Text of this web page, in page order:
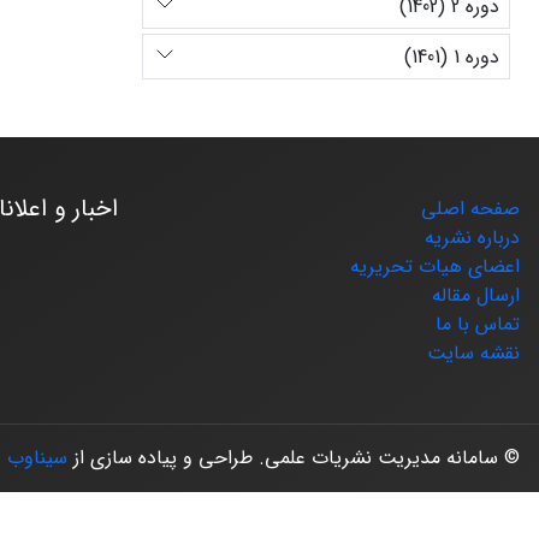
دوره 2 (1402)
دوره 1 (1401)
صفحه اصلی
درباره نشریه
اعضای هیات تحریریه
ارسال مقاله
تماس با ما
نقشه سایت
اخبار و
© سامانه مدیریت نشریات علمی. طراحی و پیاده سازی از سیناوب